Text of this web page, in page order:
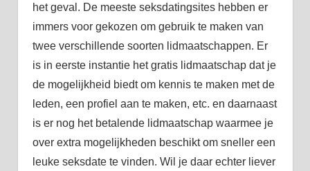
het geval. De meeste seksdatingsites hebben er
immers voor gekozen om gebruik te maken van
twee verschillende soorten lidmaatschappen. Er
is in eerste instantie het gratis lidmaatschap dat je
de mogelijkheid biedt om kennis te maken met de
leden, een profiel aan te maken, etc. en daarnaast
is er nog het betalende lidmaatschap waarmee je
over extra mogelijkheden beschikt om sneller een
leuke seksdate te vinden. Wil je daar echter liever